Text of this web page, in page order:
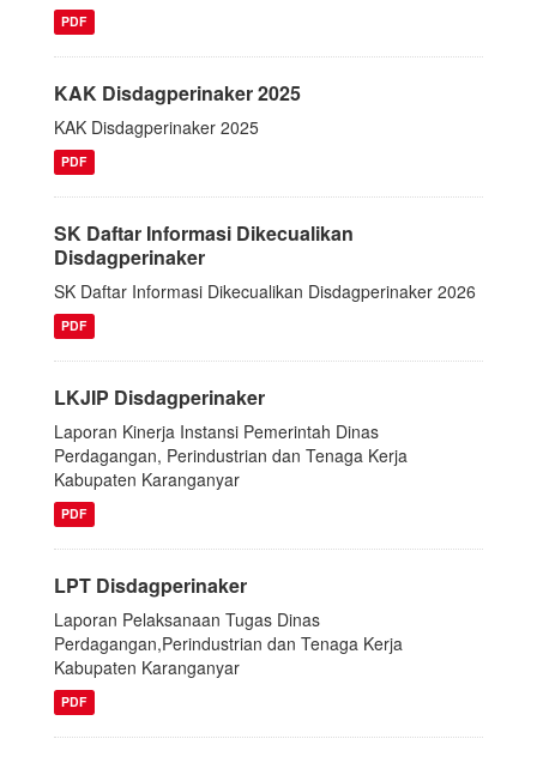
PDF
KAK Disdagperinaker 2025
KAK Disdagperinaker 2025
PDF
SK Daftar Informasi Dikecualikan
Disdagperinaker
SK Daftar Informasi Dikecualikan Disdagperinaker 2026
PDF
LKJIP Disdagperinaker
Laporan Kinerja Instansi Pemerintah Dinas
Perdagangan, Perindustrian dan Tenaga Kerja
Kabupaten Karanganyar
PDF
LPT Disdagperinaker
Laporan Pelaksanaan Tugas Dinas
Perdagangan,Perindustrian dan Tenaga Kerja
Kabupaten Karanganyar
PDF